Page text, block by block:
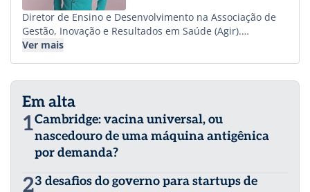
Diretor de Ensino e Desenvolvimento na Associação de
Gestão, Inovação e Resultados em Saúde (Agir).
Comunicólogo, gestor de qualidade, professor e
Comunicação e Sociabilidade (UFMG), com pós-
doutorado em Informação e Comunicação na Universitat
de Barcelona (Espanha) e em Comunicação e Cultura
(UFRJ); mestre em Comunicação (UFG), especialista em
Gestão de Projetos (IPOG), Black Belt em Lean Six Sigma
Hospitalar”, traduzido para a versão internacional
Ver mais
Em alta
1Cambridge: vacina universal, ou
nascedouro de uma máquina antigênica
por demanda?
23 desafios do governo para startups de